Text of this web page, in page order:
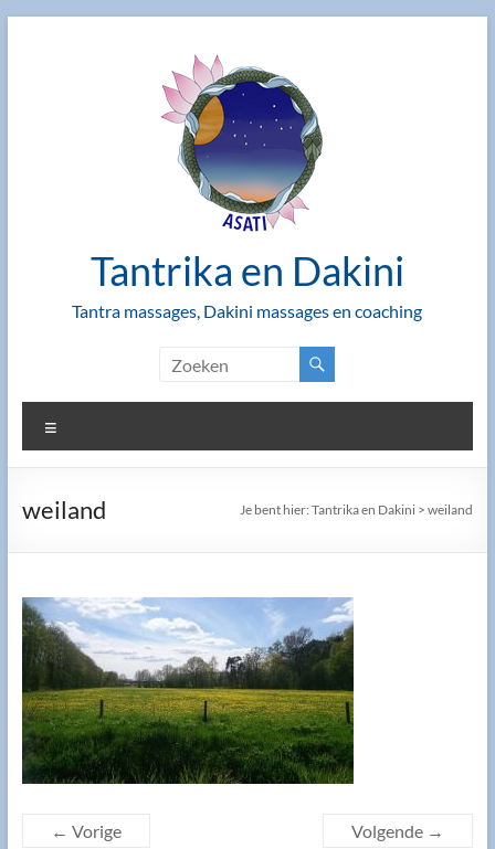
Tantrika en Dakini
Tantra massages, Dakini massages en coaching
weiland Je bent hier:Tantrika en Dakini >weiland
← Vorige Volgende →